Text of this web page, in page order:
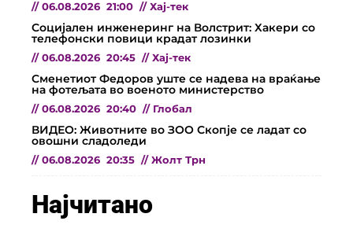
// 06.08.2026 21:00 // Хај-тек
Социјален инженеринг на Волстрит: Хакери со
телефонски повици крадат лозинки
// 06.08.2026 20:45 // Хај-тек
Сменетиот Федоров уште се надева на враќање
на фотељата во военото министерство
// 06.08.2026 20:40 // Глобал
ВИДЕО: Животните во ЗОО Скопје се ладат со
овошни сладоледи
// 06.08.2026 20:35 // Жолт Трн
Најчитано